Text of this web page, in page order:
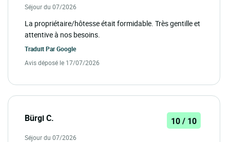
Séjour du 07/2026
La propriétaire/hôtesse était formidable. Très gentille et
attentive à nos besoins.
Traduit ParGoogle
Avis déposé le 17/07/2026
Bürgi C. 10 / 10
Séjour du 07/2026